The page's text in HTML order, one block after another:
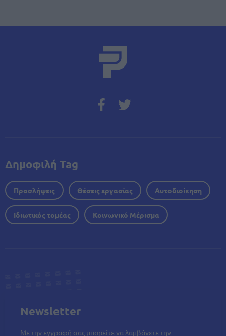
Δημοφιλή Tag
Προσλήψεις Θέσεις εργασίας Αυτοδιοίκηση
Ιδιωτικός τομέας Κοινωνικό Μέρισμα
Newsletter
Με την εγγραφή σας μπορείτε να λαμβάνετε την